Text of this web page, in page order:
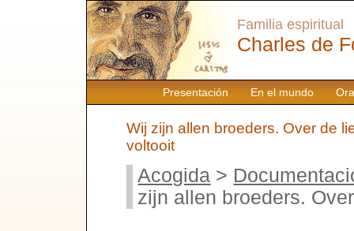
Presentación En el mundo
Familia espiritual
Charles de
Wij zijn allen broeders. Over de
voltooit
Acogida >
zijn allen broeders.